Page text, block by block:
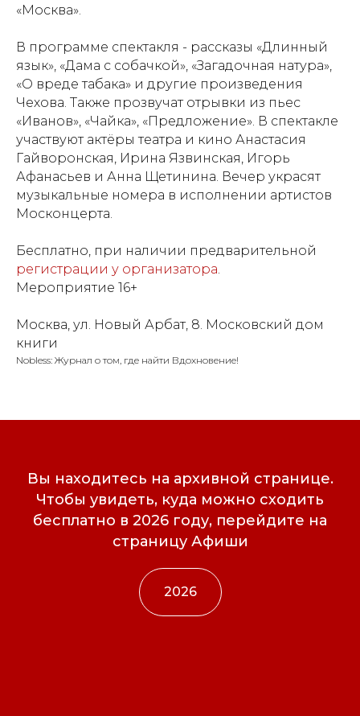
«Москва».
В программе спектакля - рассказы «Длинный
язык», «Дама с собачкой», «Загадочная натура»,
«О вреде табака» и другие произведения
Чехова. Также прозвучат отрывки из пьес
«Иванов», «Чайка», «Предложение». В спектакле
участвуют актёры театра и кино Анастасия
Гайворонская, Ирина Язвинская, Игорь
Афанасьев и Анна Щетинина. Вечер украсят
музыкальные номера в исполнении артистов
Москонцерта.
Бесплатно, при наличии предварительной
регистрации у организатора.
Мероприятие 16+
Москва, ул. Новый Арбат, 8. Московский дом
книги
Nobless: Журнал о том, где найти Вдохновение!
Вы находитесь на архивной странице.
Чтобы увидеть, куда можно сходить
бесплатно в 2026 году, перейдите на
страницу Афиши
2026